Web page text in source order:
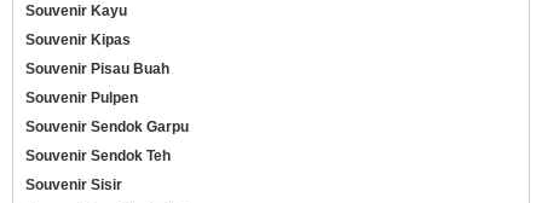
Souvenir Kayu
Souvenir Kipas
Souvenir Pisau Buah
Souvenir Pulpen
Souvenir Sendok Garpu
Souvenir Sendok Teh
Souvenir Sisir